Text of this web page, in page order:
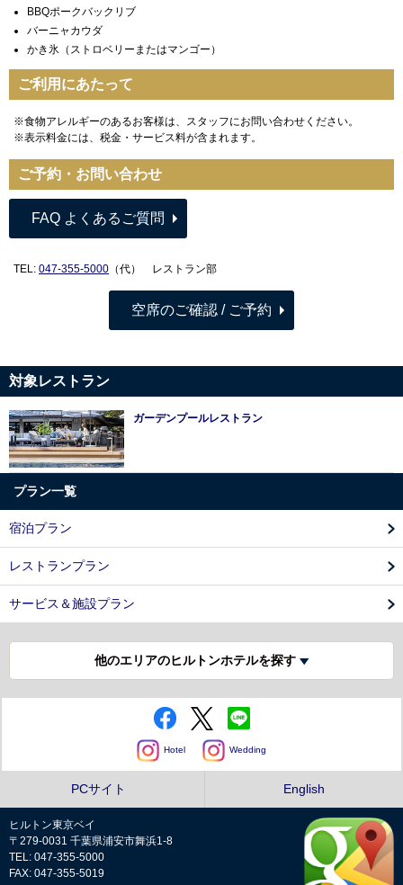
BBQポークバックリブ
バーニャカウダ
かき氷（ストロベリーまたはマンゴー）
ご利用にあたって
※食物アレルギーのあるお客様は、スタッフにお問い合わせください。
※表示料金には、税金・サービス料が含まれます。
ご予約・お問い合わせ
FAQ よくあるご質問
TEL: 047-355-5000 （代） レストラン部
空席のご確認 / ご予約
対象レストラン
ガーデンプールレストラン
プラン一覧
宿泊プラン
レストランプラン
サービス＆施設プラン
他のエリアのヒルトンホテルを探す
Hotel Wedding
PCサイト English
ヒルトン東京ベイ
〒279-0031 千葉県浦安市舞浜1-8
TEL: 047-355-5000
FAX: 047-355-5019